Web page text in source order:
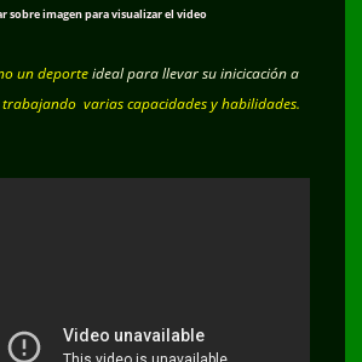
sobre imagen para visualizar el video
un deporteideal para llevar su inicicación a
trabajando varias capacidades y habilidades.